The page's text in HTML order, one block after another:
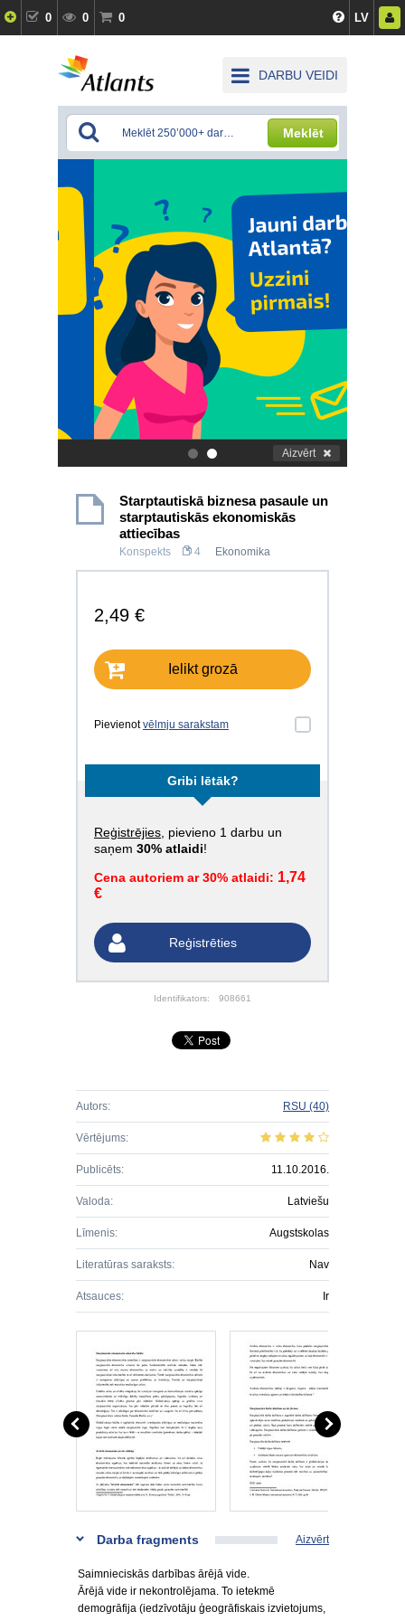
0 0 0 LV
DARBU VEIDI
Meklēt
. Aizvērt
Starptautiskā biznesa pasaule un
starptautiskās ekonomiskās
attiecības
Konspekts 4 Ekonomika
2,49 €
Ielikt grozā
Pievienotvēlmju sarakstam
Gribi lētāk?
Reģistrējies , pievieno 1 darbu un
saņem 30% atlaidi!
Cena autoriem ar 30% atlaidi: 1,74
€
Reģistrēties
Identifikators: 908661
Autors: RSU (40)
Vērtējums:
Publicēts: 11.10.2016.
Valoda: Latviešu
Līmenis: Augstskolas
Literatūras saraksts: Nav
Atsauces: Ir
Darba fragments Aizvērt
Saimnieciskās darbības ārējā vide.
Ārējā vide ir nekontrolējama. To ietekmē
demogrāfija (iedzīvotāju ģeogrāfiskais izvietojums,